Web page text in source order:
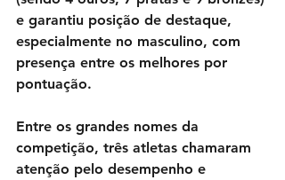
e garantiu posição de destaque,
especialmente no masculino, com
presença entre os melhores por
pontuação.
Entre os grandes nomes da
competição, três atletas chamaram
atenção pelo desempenho e